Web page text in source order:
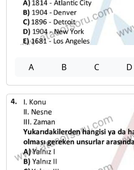
A B C D